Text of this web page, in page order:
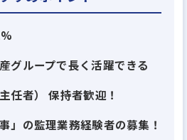
う”と感謝される、やりがい
グループで長く活躍できる
任者） 保持者歓迎！
」の監理業務経験者の募集！